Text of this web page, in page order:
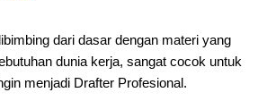
dari dasar dengan materi yang
dunia kerja, sangat cocok untuk
menjadi Drafter Profesional.